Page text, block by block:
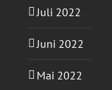
Juli 2022
Juni 2022
Mai 2022